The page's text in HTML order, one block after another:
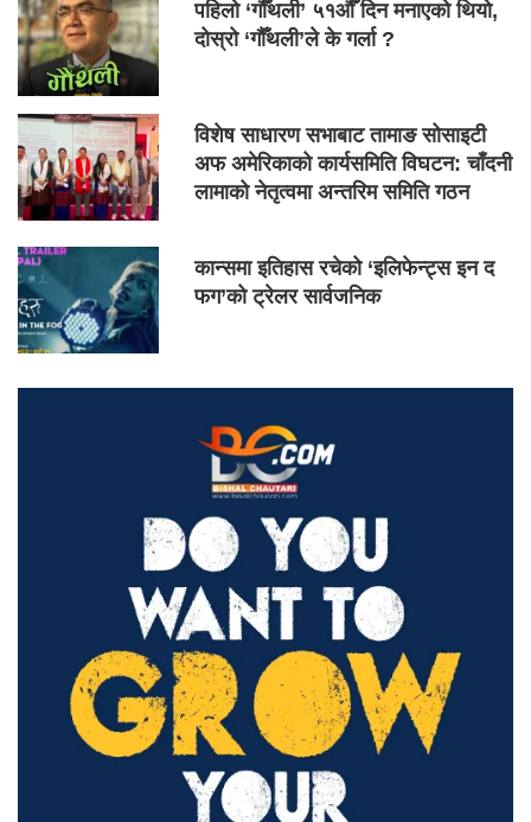
पहिलो ‘गौँथली’ ५१औँ दिन मनाएको थियो,
दोस्रो ‘गौँथली’ले के गर्ला ?
विशेष साधारण सभाबाट तामाङ सोसाइटी
अफ अमेरिकाको कार्यसमिति विघटन: चाँदनी
लामाको नेतृत्वमा अन्तरिम समिति गठन
कान्समा इतिहास रचेको ‘इलिफेन्ट्स इन द
फग’को ट्रेलर सार्वजनिक